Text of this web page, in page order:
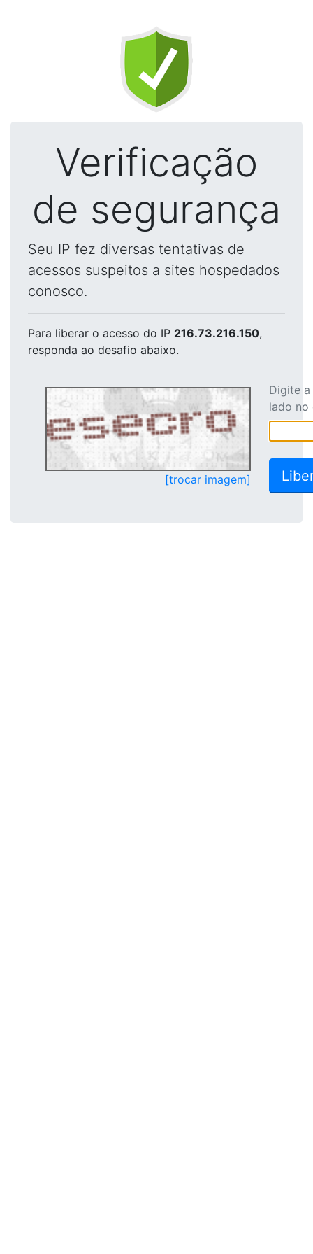
Verificação
de segurança
Seu IP fez diversas tentativas de
acessos suspeitos a sites hospedados
conosco.
Para liberar o acesso do IP 216.73.216.150,
responda ao desafio abaixo.
[trocar imagem]
Digite
lado no